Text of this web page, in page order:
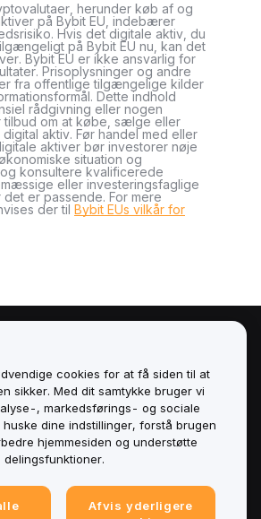
herunder køb af og
på Bybit EU, indebærer
Hvis det digitale aktiv, du
på Bybit EU nu, kan det
Bybit EU er ikke ansvarlig for
Prisoplysninger og andre
fra offentlige tilgængelige kilder
Dette indhold
rådgivning eller nogen
tilbud om at købe, sælge eller
aktiv. Før handel med eller
aktiver bør investorer nøje
situation og
konsultere kvalificerede
eller investeringsfaglige
er passende. For mere
der til Bybit EUs vilkår for
cookies for at få siden til at
sikker. Med dit samtykke bruger vi
, markedsførings- og sociale
dine indstillinger, forstå brugen
hjemmesiden og understøtte
Afvis yderligere